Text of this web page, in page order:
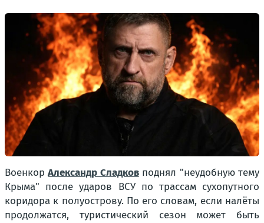
ВоенкорАлександр Сладковподнял "неудобную тему
Крыма" после ударов ВСУ по трассам сухопутного
коридора к полуострову. По его словам, если налёты
продолжатся, туристический сезон может быть